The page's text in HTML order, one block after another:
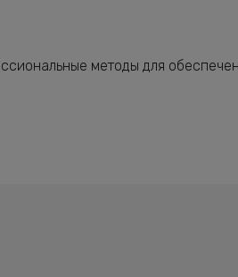
методы для